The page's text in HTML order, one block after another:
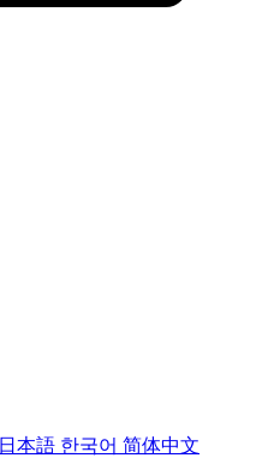
日本語 한국어 简体中文